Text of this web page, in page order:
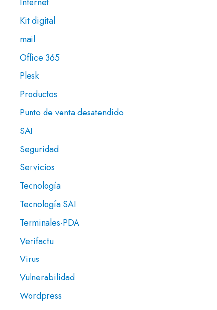
Internet
Kit digital
mail
Office 365
Plesk
Productos
Punto de venta desatendido
SAI
Seguridad
Servicios
Tecnología
Tecnología SAI
Terminales-PDA
Verifactu
Virus
Vulnerabilidad
Wordpress